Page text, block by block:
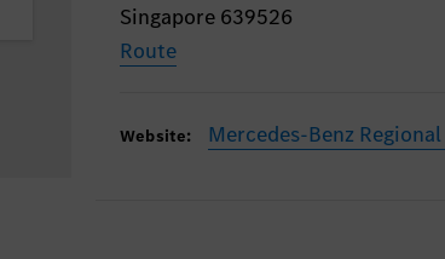
Singapore 639526
Route
Website: Mercedes-Benz